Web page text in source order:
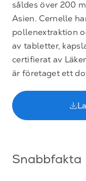
såldes över 200
Asien. Cernelle
pollenextraktion
av tabletter,
certifierat av
är företaget ett
Snabbfakta